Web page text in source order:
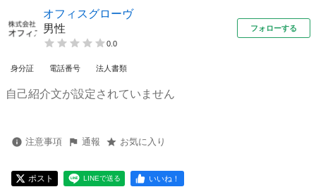
オフィスグローヴ
男性
0.0
フォローする
身分証 電話番号 法人書類
自己紹介文が設定されていません
注意事項 通報 お気に入り
ポスト LINEで送る いいね！